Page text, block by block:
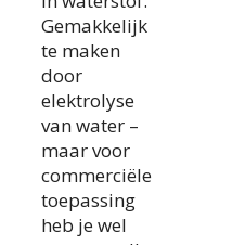
Gemakkelijk
te maken
door
elektrolyse
van water –
maar voor
commerciële
toepassing
heb je wel